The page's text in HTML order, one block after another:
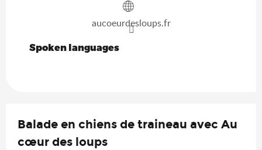
aucoeurdesloups.fr
Spoken languages
Spoken languages
Balade en chiens de traineau avec Au
cœur des loups